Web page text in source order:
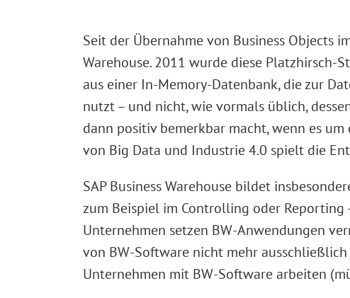
Seit der Übernahme von Business Objects
Warehouse. 2011 wurde diese Platzhirsch-
aus einer In-Memory-Datenbank, die zur
nutzt – und nicht, wie vormals üblich,
dann positiv bemerkbar macht, wenn es
von Big Data und Industrie 4.0 spielt die
SAP Business Warehouse bildet
zum Beispiel im Controlling oder
Unternehmen setzen BW-Anwendungen
von BW-Software nicht mehr
Unternehmen mit BW-Software arbeiten